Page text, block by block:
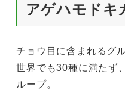
アゲハモドキ
チョウ目に含まれるグ
世界でも30種に満たず
ループ。